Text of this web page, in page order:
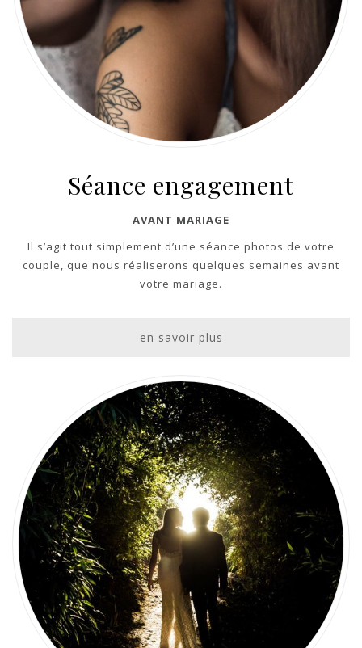
Séance engagement
AVANT MARIAGE
Il s’agit tout simplement d’une séance photos de votre
couple, que nous réaliserons quelques semaines avant
votre mariage.
en savoir plus